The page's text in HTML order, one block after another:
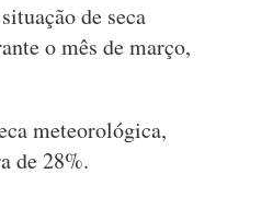
de seca
o mês de março,
meteorológica,
de 28%.